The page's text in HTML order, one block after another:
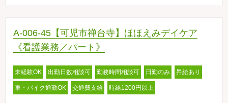
A-006-45【可児市禅台寺】ほほえみデイケア
《看護業務／パート》
未経験OK 出勤日数相談可 勤務時間相談可 日勤のみ 昇給あり
車・バイク通勤OK 交通費支給 時給1200円以上